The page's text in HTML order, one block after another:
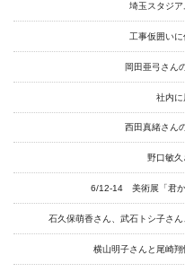
埼玉スタジ
工事仮囲い
岡田亜弓さん
社内に
西田真緒さん
野口敏
6/12-14 美術展「君か
石久保萌香さん、武石トシ子さ
横山明子さんと尾崎